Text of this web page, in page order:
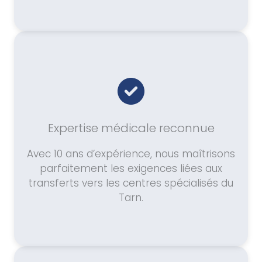
Expertise médicale reconnue
Avec 10 ans d’expérience, nous maîtrisons
parfaitement les exigences liées aux
transferts vers les centres spécialisés du
Tarn.